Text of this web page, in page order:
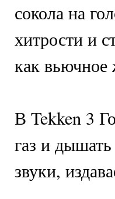
сокола на
хитрости и
как вьючное
В Tekken 3
газ и
звуки,